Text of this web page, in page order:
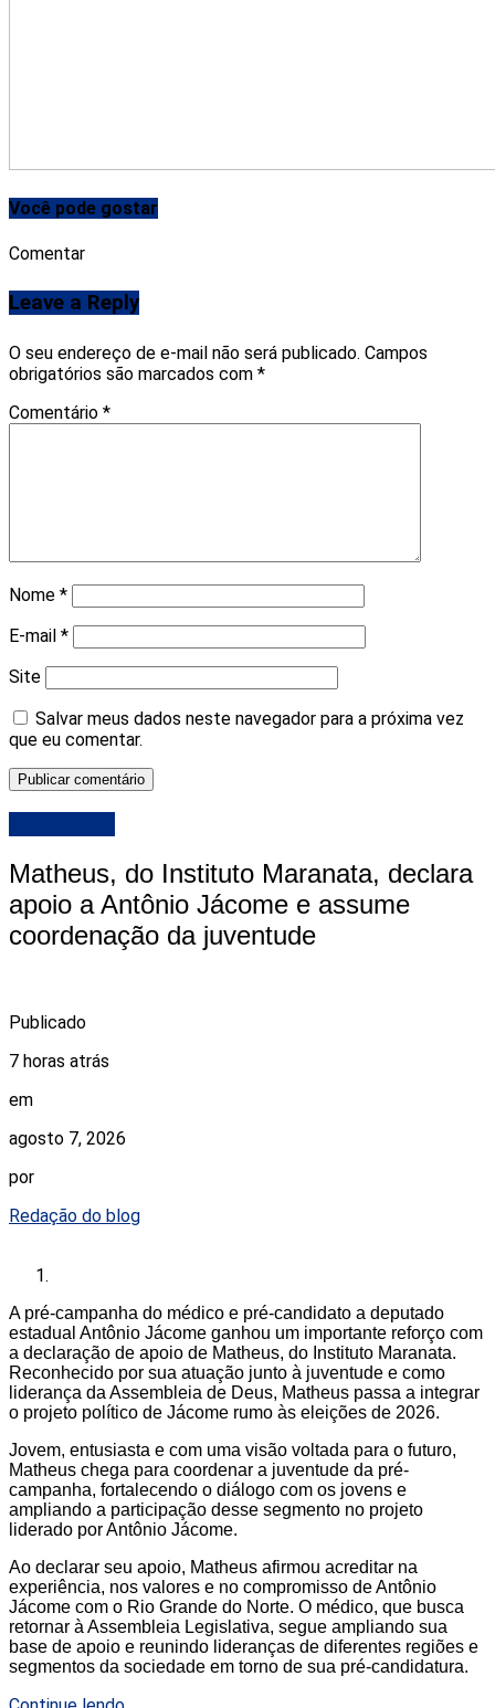
Você pode gostar
Comentar
Leave a Reply
O seu endereço de e-mail não será publicado. Campos
obrigatórios são marcados com *
Comentário *
Nome *
E-mail *
Site
Salvar meus dados neste navegador para a próxima vez
que eu comentar.
Matheus, do Instituto Maranata, declara
apoio a Antônio Jácome e assume
coordenação da juventude
Publicado
7 horas atrás
em
agosto 7, 2026
por
Redação do blog
A pré-campanha do médico e pré-candidato a deputado
estadual Antônio Jácome ganhou um importante reforço com
a declaração de apoio de Matheus, do Instituto Maranata.
Reconhecido por sua atuação junto à juventude e como
liderança da Assembleia de Deus, Matheus passa a integrar
o projeto político de Jácome rumo às eleições de 2026.
Jovem, entusiasta e com uma visão voltada para o futuro,
Matheus chega para coordenar a juventude da pré-
campanha, fortalecendo o diálogo com os jovens e
ampliando a participação desse segmento no projeto
liderado por Antônio Jácome.
Ao declarar seu apoio, Matheus afirmou acreditar na
experiência, nos valores e no compromisso de Antônio
Jácome com o Rio Grande do Norte. O médico, que busca
retornar à Assembleia Legislativa, segue ampliando sua
base de apoio e reunindo lideranças de diferentes regiões e
segmentos da sociedade em torno de sua pré-candidatura.